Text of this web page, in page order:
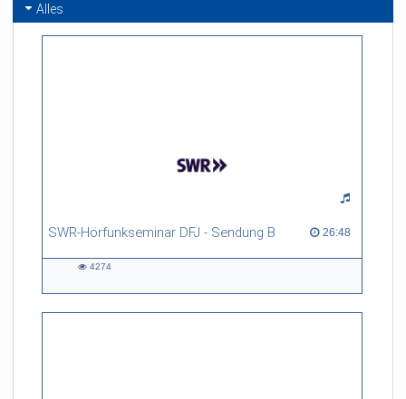
Alles
SWR-Hörfunkseminar DFJ - Sendung B 26:48
26:48 duration
4274